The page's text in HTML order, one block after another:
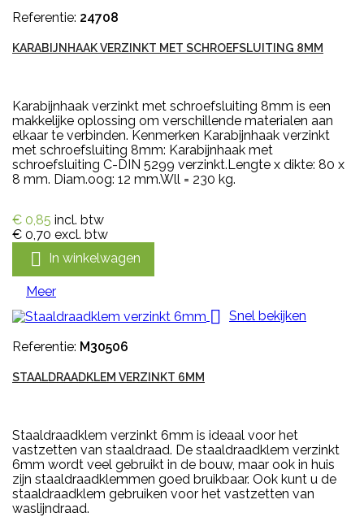
Referentie: 24708
KARABIJNHAAK VERZINKT MET SCHROEFSLUITING 8MM
Karabijnhaak verzinkt met schroefsluiting 8mm is een
makkelijke oplossing om verschillende materialen aan
elkaar te verbinden. Kenmerken Karabijnhaak verzinkt
met schroefsluiting 8mm: Karabijnhaak met
schroefsluiting C-DIN 5299 verzinkt.Lengte x dikte: 80 x
8 mm. Diam.oog: 12 mm.Wll = 230 kg.
€ 0,85 incl. btw
€ 0,70 excl. btw
 In winkelwagen
Meer
 Snel bekijken
Referentie: M30506
STAALDRAADKLEM VERZINKT 6MM
Staaldraadklem verzinkt 6mm is ideaal voor het
vastzetten van staaldraad. De staaldraadklem verzinkt
6mm wordt veel gebruikt in de bouw, maar ook in huis
zijn staaldraadklemmen goed bruikbaar. Ook kunt u de
staaldraadklem gebruiken voor het vastzetten van
waslijndraad.